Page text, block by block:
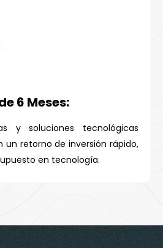
6 Meses:
y soluciones tecnológicas
un retorno de inversión rápido,
en tecnología.